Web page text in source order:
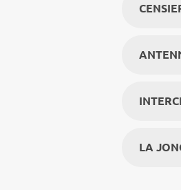
LA